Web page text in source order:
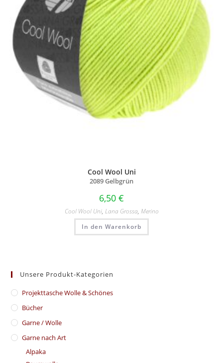
Cool Wool Uni
2089 Gelbgrün
6,50 €
Cool Wool Uni, Lana Grossa, Merino
In den Warenkorb
Unsere Produkt-Kategorien
​Projekttasche Wolle & Schönes
Bücher
Garne / Wolle
Garne nach Art
Alpaka